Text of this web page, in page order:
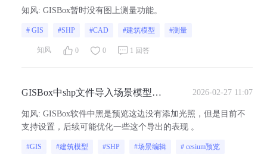
测量
知风: GISBox暂时没有图上测量功能。
# GIS #SHP #CAD #建筑模型 #测量
知风 0 0 1 回答
GISBox中shp文件导入场景模型太
2026-02-27 11:07
知风: GISBox软件中黑是预览这边没有添加光照，但是目前不
支持设置，后续可能优化一些这个导出的表现 。
#GIS #建筑模型 #SHP #场景编辑 # cesium预览